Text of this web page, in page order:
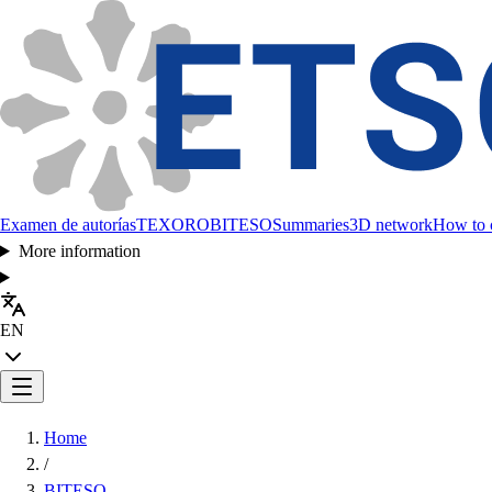
Examen de autoríasTEXOROBITESOSummaries3D networkHow to
More information
EN
Home
/